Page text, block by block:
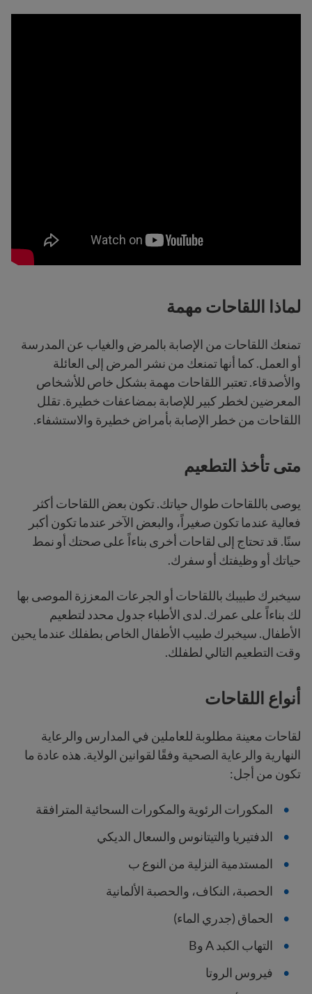
لماذا اللقاحات مهمة
تمنعك اللقاحات من الإصابة بالمرض والغياب عن المدرسة
أو العمل. كما أنها تمنعك من نشر المرض إلى العائلة
والأصدقاء. تعتبر اللقاحات مهمة بشكل خاص للأشخاص
المعرضين لخطر كبير للإصابة بمضاعفات خطيرة. تقلل
اللقاحات من خطر الإصابة بأمراض خطيرة والاستشفاء.
متى تأخذ التطعيم
يوصى باللقاحات طوال حياتك. تكون بعض اللقاحات أكثر
فعالية عندما تكون صغيراً، والبعض الآخر عندما تكون أكبر
سنًا. قد تحتاج إلى لقاحات أخرى بناءاً على صحتك أو نمط
حياتك أو وظيفتك أو سفرك.
سيخبرك طبيبك باللقاحات أو الجرعات المعززة الموصى بها
لك بناءاً على عمرك. لدى الأطباء جدول محدد لتطعيم
الأطفال. سيخبرك طبيب الأطفال الخاص بطفلك عندما يحين
وقت التطعيم التالي لطفلك.
أنواع اللقاحات
لقاحات معينة مطلوبة للعاملين في المدارس والرعاية
النهارية والرعاية الصحية وفقًا لقوانين الولاية. هذه عادة ما
تكون من أجل:
المكورات الرئوية والمكورات السحائية المترافقة
الدفتيريا والتيتانوس والسعال الديكي
المستدمية النزلية من النوع ب
الحصبة، النكاف، والحصبة الألمانية
الحماق (جدري الماء)
التهاب الكبد A وB
فيروس الروتا